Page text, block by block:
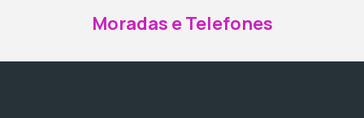
Moradas e Telefones